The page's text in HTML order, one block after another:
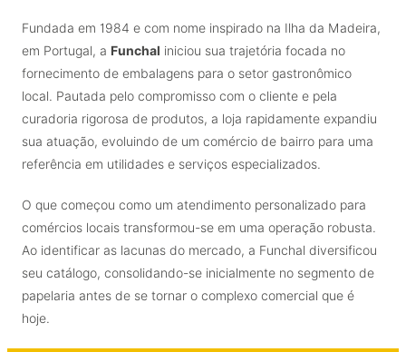
Fundada em 1984 e com nome inspirado na Ilha da Madeira,
em Portugal, a Funchal iniciou sua trajetória focada no
fornecimento de embalagens para o setor gastronômico
local. Pautada pelo compromisso com o cliente e pela
curadoria rigorosa de produtos, a loja rapidamente expandiu
sua atuação, evoluindo de um comércio de bairro para uma
referência em utilidades e serviços especializados.
O que começou como um atendimento personalizado para
comércios locais transformou-se em uma operação robusta.
Ao identificar as lacunas do mercado, a Funchal diversificou
seu catálogo, consolidando-se inicialmente no segmento de
papelaria antes de se tornar o complexo comercial que é
hoje.